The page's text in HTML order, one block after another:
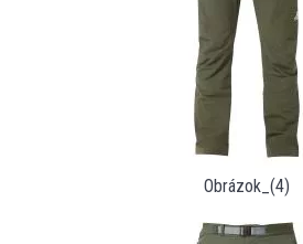
Obrázok_(4)